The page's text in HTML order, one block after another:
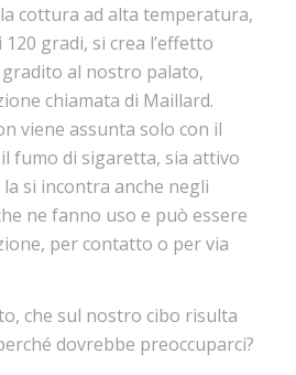
cottura ad alta temperatura,
gradi, si crea l’effetto
al nostro palato,
chiamata di Maillard.
viene assunta solo con il
fumo di sigaretta, sia attivo
si incontra anche negli
ne fanno uso e può essere
per contatto o per via
che sul nostro cibo risulta
dovrebbe preoccuparci?